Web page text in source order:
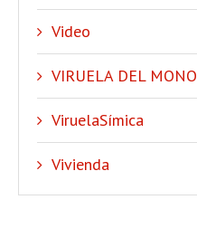
Video
VIRUELA DEL MONO
ViruelaSímica
Vivienda